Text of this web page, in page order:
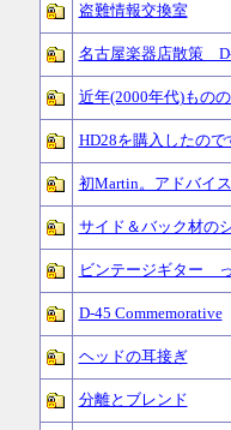
盗難情報交換室
名古屋楽器店散策
近年(2000年代)もの
HD28を購入したので
初Martin。アドバイス
サイド＆バック材の
ビンテージギター
D-45 Commemorative
ヘッドの耳接ぎ
分離とブレンド